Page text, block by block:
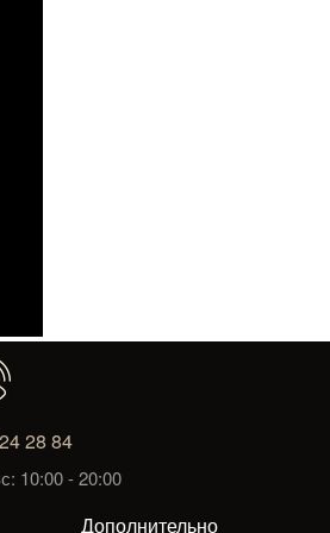
28 84
10:00 - 20:00
Дополнительно